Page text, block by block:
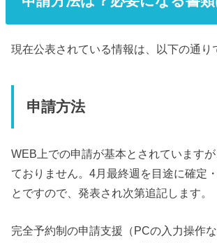
現在公表されている情報は、以下の通り
申請方法
WEB上での申請が基本とされています
ておりません。4月最終週を目途に確定
とですので、発表され次第追記します。
完全予約制の申請支援（PCの入力操作